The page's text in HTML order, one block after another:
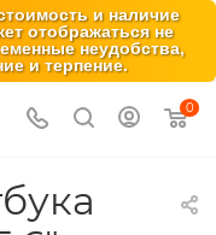
и наличие
отображаться не
неудобства,
и терпение.
0